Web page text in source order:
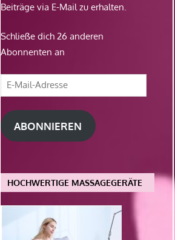
Beiträge via E-Mail zu erhalten.
Schließe dich 26 anderen
Abonnenten an
E-
Mail-
Adresse
ABONNIEREN
HOCHWERTIGE MASSAGEGERÄTE